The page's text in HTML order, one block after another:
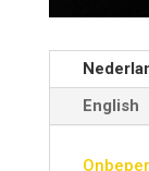
English